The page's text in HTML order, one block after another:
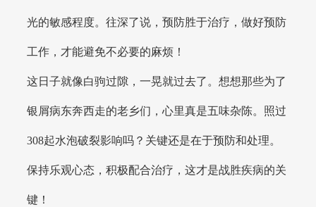
光的敏感程度。往深了说，预防胜于治疗，做好预防
工作，才能避免不必要的麻烦！
这日子就像白驹过隙，一晃就过去了。想想那些为了
银屑病东奔西走的老乡们，心里真是五味杂陈。照过
308起水泡破裂影响吗？关键还是在于预防和处理。
保持乐观心态，积极配合治疗，这才是战胜疾病的关
键！